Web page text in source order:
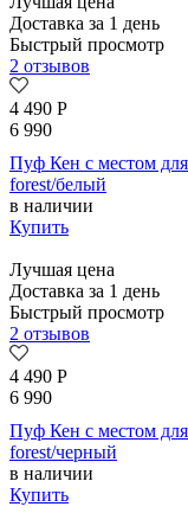
Доставка за 1 день
Быстрый просмотр
2 отзывов
4 490 Р
6 990
Пуф Кен с местом
forest/белый
в наличии
Купить
Лучшая цена
Доставка за 1 день
Быстрый просмотр
2 отзывов
4 490 Р
6 990
Пуф Кен с местом
forest/черный
в наличии
Купить